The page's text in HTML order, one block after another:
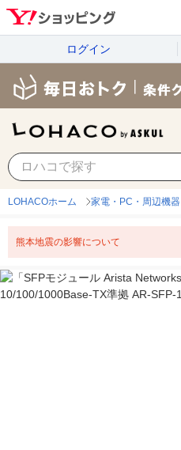
ログイン
LOHACOホーム 家電・PC・周辺機器
熊本地震の影響について